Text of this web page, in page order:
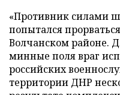
«Противник силами
попытался
Волчанском районе.
минные поля враг
российских
территории ДНР